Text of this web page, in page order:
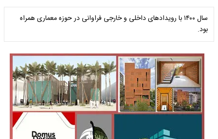
سال ۱۴۰۰ با رویدادهای داخلی و خارجی فراوانی در حوزه معماری همراه
بود.